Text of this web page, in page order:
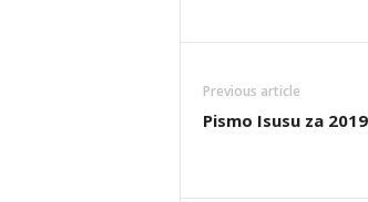
Previous article
Pismo Isusu za